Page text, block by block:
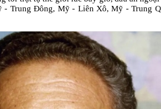
Trung Đông, Mỹ - Liên Xô, Mỹ - Trung